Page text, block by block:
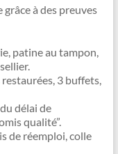
à des preuves
patine au tampon,
restaurées, 3 buffets,
délai de
qualité”.
de réemploi, colle